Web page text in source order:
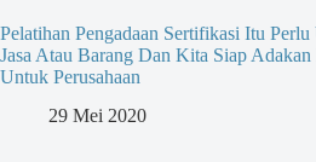
Pelatihan Pengadaan Sertifikasi Itu
Jasa Atau Barang Dan Kita Siap
Untuk Perusahaan
29 Mei 2020